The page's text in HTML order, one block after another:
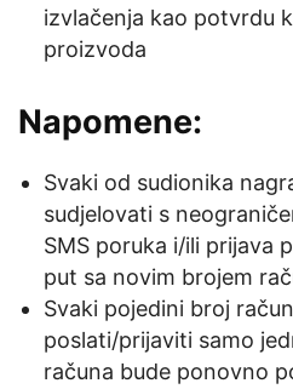
izvlačenja kao potvrdu
proizvoda
Napomene:
Svaki od sudionika
sudjelovati s
SMS poruka i/ili prijava
put sa novim brojem
Svaki pojedini broj
poslati/prijaviti samo
računa bude ponovno